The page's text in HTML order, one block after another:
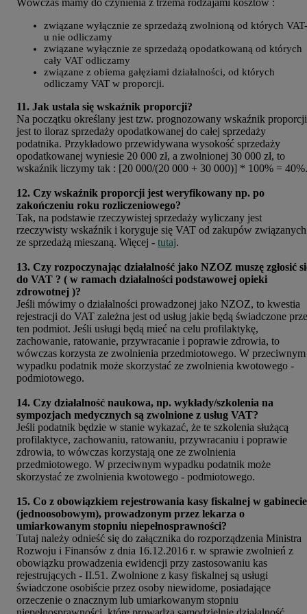
związane wyłącznie ze sprzedażą zwolnioną od których VAT-
u nie odliczamy
związane wyłącznie ze sprzedażą opodatkowaną od których
cały VAT odliczamy
związane z obiema gałęziami działalności, od których
odliczamy VAT w proporcji.
11. Jak ustala się wskaźnik proporcji?
Na początku określany jest tzw. prognozowany wskaźnik
jest to iloraz sprzedaży opodatkowanej do całej sprzedaży
podatnika. Przykładowo przewidywana wysokość sprzedaży
opodatkowanej wyniesie 20 000 zł, a zwolnionej 30 000 zł, to
wskaźnik liczymy tak : [20 000/(20 000 + 30 000)] * 100% = 40%.
12. Czy wskaźnik proporcji jest weryfikowany np. po
zakończeniu roku rozliczeniowego?
Tak, na podstawie rzeczywistej sprzedaży wyliczany jest
rzeczywisty wskaźnik i koryguje się VAT od zakupów związanych
ze sprzedażą mieszaną. Więcej - tutaj.
13. Czy rozpoczynając działalność jako NZOZ muszę zgłosić
do VAT ? ( w ramach działalności podstawowej opieki
zdrowotnej )?
Jeśli mówimy o działalności prowadzonej jako NZOZ, to kwestia
rejestracji do VAT zależna jest od usług jakie będą świadczone
ten podmiot. Jeśli usługi będą mieć na celu profilaktykę,
zachowanie, ratowanie, przywracanie i poprawie zdrowia, to
wówczas korzysta ze zwolnienia przedmiotowego. W przeciwnym
wypadku podatnik może skorzystać ze zwolnienia kwotowego -
podmiotowego.
14. Czy działalność naukowa, np. wykłady/szkolenia na
sympozjach medycznych są zwolnione z usług VAT?
Jeśli podatnik będzie w stanie wykazać, że te szkolenia służącą
profilaktyce, zachowaniu, ratowaniu, przywracaniu i poprawie
zdrowia, to wówczas korzystają one ze zwolnienia
przedmiotowego. W przeciwnym wypadku podatnik może
skorzystać ze zwolnienia kwotowego - podmiotowego.
15. Co z obowiązkiem rejestrowania kasy fiskalnej w gabinecie
(jednoosobowym), prowadzonym przez lekarza o
umiarkowanym stopniu niepełnosprawności?
Tutaj należy odnieść się do załącznika do rozporządzenia Ministra
Rozwoju i Finansów z dnia 16.12.2016 r. w sprawie zwolnień z
obowiązku prowadzenia ewidencji przy zastosowaniu kas
rejestrujących - II.51. Zwolnione z kasy fiskalnej są usługi
świadczone osobiście przez osoby niewidome, posiadające
orzeczenie o znacznym lub umiarkowanym stopniu